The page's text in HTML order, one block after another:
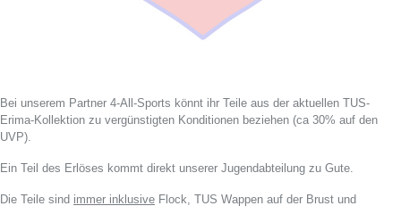
Bei unserem Partner 4-All-Sports könnt ihr Teile aus der aktuellen TUS-
Erima-Kollektion zu vergünstigten Konditionen beziehen (ca 30% auf den
UVP).
Ein Teil des Erlöses kommt direkt unserer Jugendabteilung zu Gute.
Die Teile sind immer inklusive Flock, TUS Wappen auf der Brust und